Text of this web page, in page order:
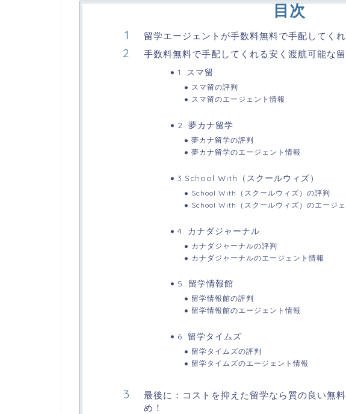
目次
留学エージェントが手数料無料で手配してく
手数料無料で手配してくれる安く渡航可能な
1. スマ留
スマ留の評判
スマ留のエージェント情報
2. 夢カナ留学
夢カナ留学の評判
夢カナ留学のエージェント情報
3.School With（スクールウィズ）
School With（スクールウィズ）の評判
School With（スクールウィズ）のエージ
4. カナダジャーナル
カナダジャーナルの評判
カナダジャーナルのエージェント情報
5. 留学情報館
留学情報館の評判
留学情報館のエージェント情報
6. 留学タイムズ
留学タイムズの評判
留学タイムズのエージェント情報
最後に：コストを抑えた留学なら質の良い無
め！